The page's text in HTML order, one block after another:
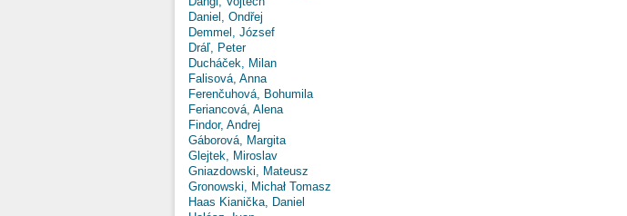
Daniel, Ondřej
Demmel, József
Dráľ, Peter
Ducháček, Milan
Falisová, Anna
Ferenčuhová, Bohumila
Feriancová, Alena
Findor, Andrej
Gáborová, Margita
Glejtek, Miroslav
Gniazdowski, Mateusz
Gronowski, Michał Tomasz
Haas Kianička, Daniel